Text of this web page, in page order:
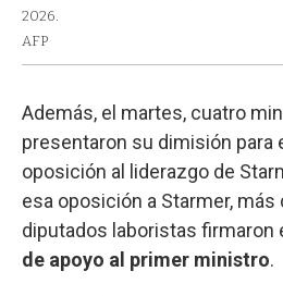
2026.
AFP
Además, el martes, cuatro
presentaron su dimisión para
oposición al liderazgo de
esa oposición a Starmer, más
diputados laboristas firmaron
de apoyo al primer ministro.